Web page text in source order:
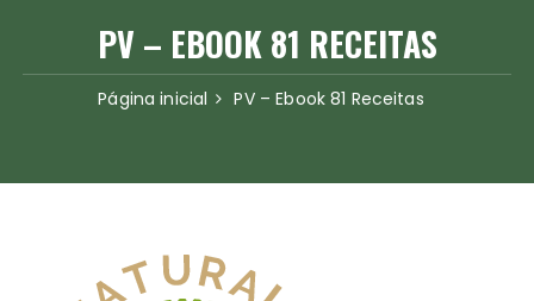
PV – EBOOK 81 RECEITAS
Página inicial PV – Ebook 81 Receitas